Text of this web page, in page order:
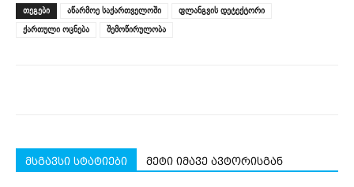
(Opens
in
new
window)
(Opens
in
new
window)
(Opens
in
new
window)
new
window)
(Opens
in
new
window)
ᲗᲔᲒᲔᲑᲘ აწარმოე საქართველოში
ფლანგვის დეტექტორი
ქართული ოცნება
შემოწირულობა
მსგავსი სტატიები მეტი იმავე ავტორისგან